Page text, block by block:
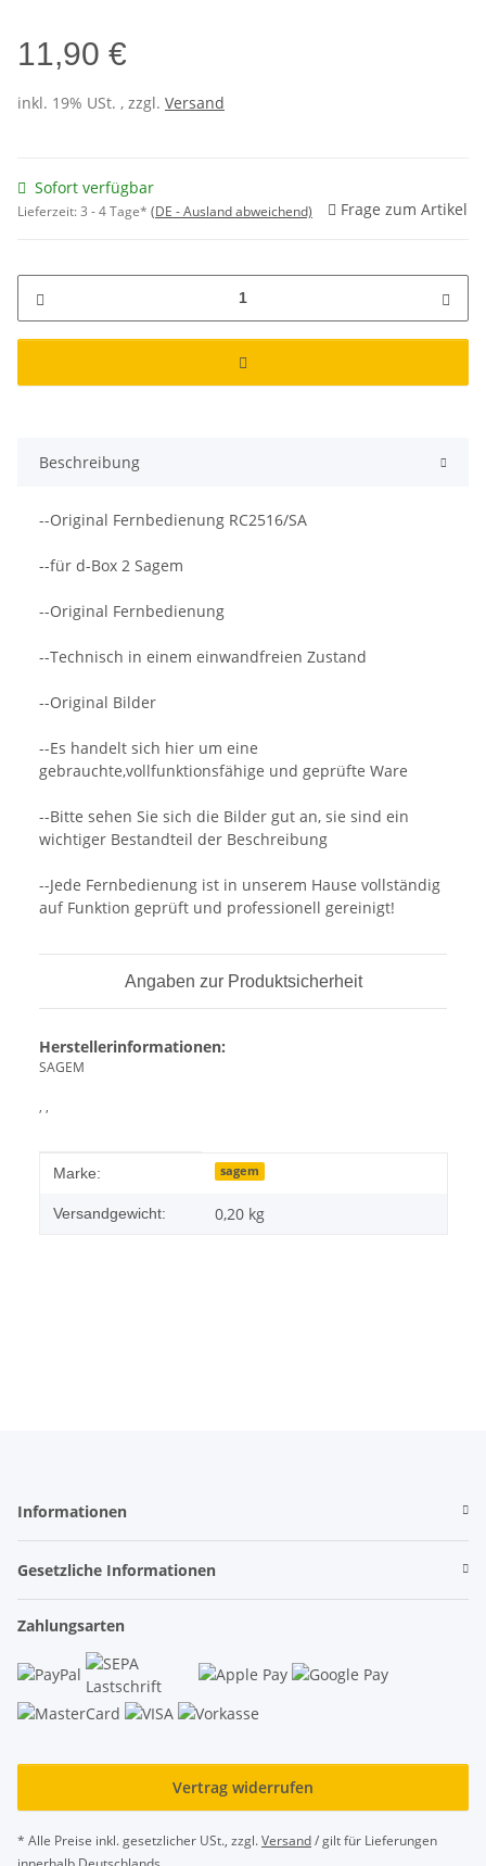
11,90 €
inkl. 19% USt. , zzgl. Versand
Sofort verfügbar
Lieferzeit:3 - 4 Tage* (DE - Ausland abweichend) Frage zum Artikel
Beschreibung
--Original Fernbedienung RC2516/SA
--für d-Box 2 Sagem
--Original Fernbedienung
--Technisch in einem einwandfreien Zustand
--Original Bilder
--Es handelt sich hier um eine
gebrauchte,vollfunktionsfähige und geprüfte Ware
--Bitte sehen Sie sich die Bilder gut an, sie sind ein
wichtiger Bestandteil der Beschreibung
--Jede Fernbedienung ist in unserem Hause vollständig
auf Funktion geprüft und professionell gereinigt!
Angaben zur Produktsicherheit
Herstellerinformationen:
SAGEM
, ,
Produkteigenschaft
Wert
Marke: sagem
Versandgewicht: 0,20 kg
Informationen
Gesetzliche Informationen
Zahlungsarten
Vertrag widerrufen
* Alle Preise inkl. gesetzlicher USt., zzgl.Versand/ gilt für Lieferungen